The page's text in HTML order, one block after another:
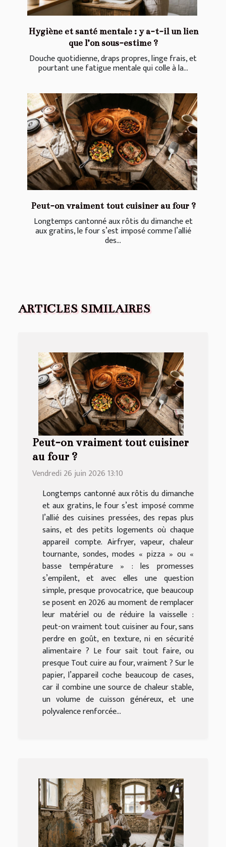
Hygiène et santé mentale : y a-t-il un lien
que l’on sous-estime ?
Douche quotidienne, draps propres, linge frais, et
pourtant une fatigue mentale qui colle à la...
Peut-on vraiment tout cuisiner au four ?
Longtemps cantonné aux rôtis du dimanche et
aux gratins, le four s’est imposé comme l’allié
des...
ARTICLES SIMILAIRES
Peut-on vraiment tout cuisiner
au four ?
Vendredi 26 juin 2026 13:10
Longtemps cantonné aux rôtis du dimanche
et aux gratins, le four s’est imposé comme
l’allié des cuisines pressées, des repas plus
sains, et des petits logements où chaque
appareil compte. Airfryer, vapeur, chaleur
tournante, sondes, modes « pizza » ou «
basse température » : les promesses
s’empilent, et avec elles une question
simple, presque provocatrice, que beaucoup
se posent en 2026 au moment de remplacer
leur matériel ou de réduire la vaisselle :
peut-on vraiment tout cuisiner au four, sans
perdre en goût, en texture, ni en sécurité
alimentaire ? Le four sait tout faire, ou
presque Tout cuire au four, vraiment ? Sur le
papier, l’appareil coche beaucoup de cases,
car il combine une source de chaleur stable,
un volume de cuisson généreux, et une
polyvalence renforcée...